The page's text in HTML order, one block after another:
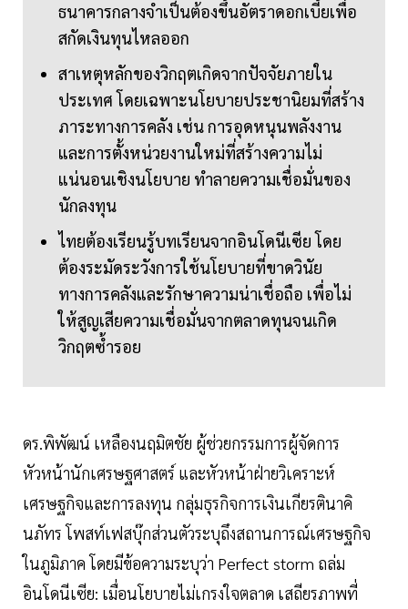
ธนาคารกลางจำเป็นต้องขึ้นอัตราดอกเบี้ยเพื่อ
สกัดเงินทุนไหลออก
สาเหตุหลักของวิกฤตเกิดจากปัจจัยภายใน
ประเทศ โดยเฉพาะนโยบายประชานิยมที่สร้าง
ภาระทางการคลัง เช่น การอุดหนุนพลังงาน
และการตั้งหน่วยงานใหม่ที่สร้างความไม่
แน่นอนเชิงนโยบาย ทำลายความเชื่อมั่นของ
นักลงทุน
ไทยต้องเรียนรู้บทเรียนจากอินโดนีเซีย โดย
ต้องระมัดระวังการใช้นโยบายที่ขาดวินัย
ทางการคลังและรักษาความน่าเชื่อถือ เพื่อไม่
ให้สูญเสียความเชื่อมั่นจากตลาดทุนจนเกิด
วิกฤตซ้ำรอย
ดร.พิพัฒน์ เหลืองนฤมิตชัย ผู้ช่วยกรรมการผู้จัดการ
หัวหน้านักเศรษฐศาสตร์ และหัวหน้าฝ่ายวิเคราะห์
เศรษฐกิจและการลงทุน กลุ่มธุรกิจการเงินเกียรตินาคิ
นภัทร โพสท์เฟสบุ๊กส่วนตัวระบุถึงสถานการณ์เศรษฐกิจ
ในภูมิภาค โดยมีข้อความระบุว่า Perfect storm ถล่ม
อินโดนีเซีย: เมื่อนโยบายไม่เกรงใจตลาด เสถียรภาพที่